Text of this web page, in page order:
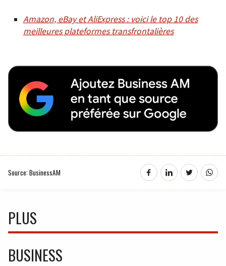
Amazon, eBay et AliExpress : voici le top 10 des
meilleures plateformes transfrontalières
Source: BusinessAM
PLUS
BUSINESS